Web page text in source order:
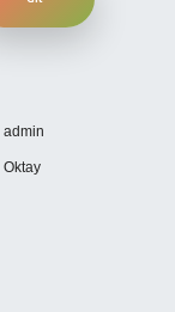
admin
Oktay